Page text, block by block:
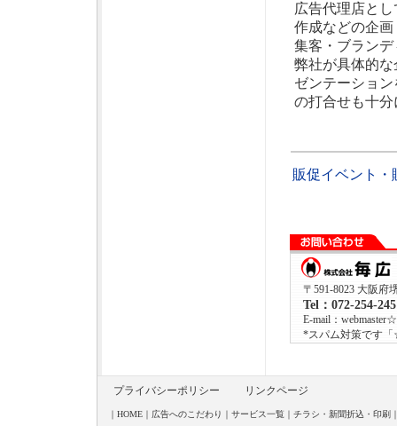
広告代理店と
作成などの企
集客・ブラン
弊社が具体的
ゼンテーショ
の打合せも十
販促イベント・
〒591-8023 大阪府
Tel：072-254-
E-mail：
*スパム対策です
プライバシーポリシー リンクページ
｜ HOME ｜ 広告へのこだわり ｜ サービス一覧 ｜ チラシ・新聞折込・印刷